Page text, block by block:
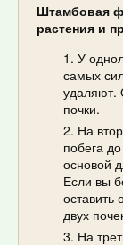
Штамбовая
растения и
У
самых
удаляют.
почки.
На
побега
основой
Если вы
оставить
двух
На